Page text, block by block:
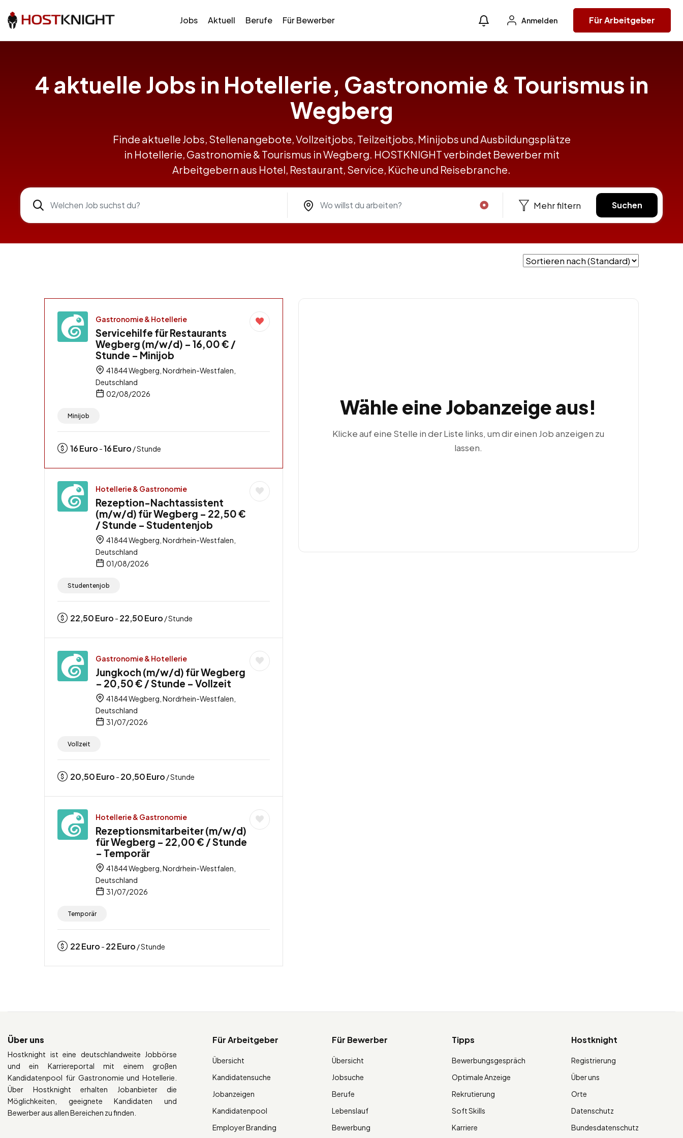
Jobs Aktuell Berufe Für Bewerber Anmelden Für Arbeitgeber
4 aktuelle Jobs in Hotellerie, Gastronomie & Tourismus in
Wegberg
Finde aktuelle Jobs, Stellenangebote, Vollzeitjobs, Teilzeitjobs, Minijobs und Ausbildungsplätze
in Hotellerie, Gastronomie & Tourismus in Wegberg. HOSTKNIGHT verbindet Bewerber mit
Arbeitgebern aus Hotel, Restaurant, Service, Küche und Reisebranche.
Mehr filtern Suchen
Gastronomie & Hotellerie
Servicehilfe für Restaurants
Wegberg (m/w/d) – 16,00 € /
Stunde – Minijob
41844 Wegberg, Nordrhein-Westfalen,
Deutschland
02/08/2026
Minijob
16Euro -16Euro / Stunde
Hotellerie & Gastronomie
Rezeption-Nachtassistent
(m/w/d) für Wegberg – 22,50 €
/ Stunde – Studentenjob
41844 Wegberg, Nordrhein-Westfalen,
Deutschland
01/08/2026
Studentenjob
22,50Euro - 22,50Euro / Stunde
Gastronomie & Hotellerie
Jungkoch (m/w/d) für Wegberg
– 20,50 € / Stunde – Vollzeit
41844 Wegberg, Nordrhein-Westfalen,
Deutschland
31/07/2026
Vollzeit
20,50Euro - 20,50Euro / Stunde
Hotellerie & Gastronomie
Rezeptionsmitarbeiter (m/w/d)
für Wegberg – 22,00 € / Stunde
– Temporär
41844 Wegberg, Nordrhein-Westfalen,
Deutschland
31/07/2026
Temporär
22Euro - 22Euro / Stunde
Wähle eine Jobanzeige aus!
Klicke auf eine Stelle in der Liste links, um dir einen Job anzeigen zu
lassen.
Über uns
Hostknight ist eine deutschlandweite Jobbörse
und ein Karriereportal mit einem großen
Kandidatenpool für Gastronomie und Hotellerie.
Über Hostknight erhalten Jobanbieter die
Möglichkeiten, geeignete Kandidaten und
Bewerber aus allen Bereichen zu finden.
Für Arbeitgeber
Übersicht
Kandidatensuche
Jobanzeigen
Kandidatenpool
Employer Branding
Für Bewerber
Übersicht
Jobsuche
Berufe
Lebenslauf
Bewerbung
Tipps
Bewerbungsgespräch
Optimale Anzeige
Rekrutierung
Soft Skills
Karriere
Hostknight
Registrierung
Über uns
Orte
Datenschutz
Bundesdatenschutz